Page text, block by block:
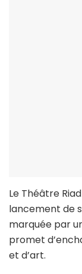
Le Théâtre
lancement de
marquée par
promet
et d’art.